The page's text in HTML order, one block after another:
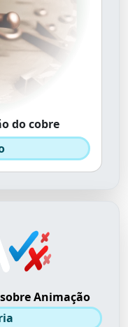
do cobre
Animação